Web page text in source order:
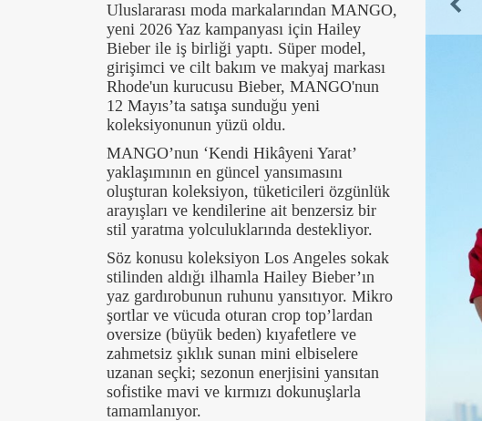
Uluslararası moda markalarından MANGO,
yeni 2026 Yaz kampanyası için Hailey
Bieber ile iş birliği yaptı. Süper model,
girişimci ve cilt bakım ve makyaj markası
Rhode'un kurucusu Bieber, MANGO'nun
12 Mayıs’ta satışa sunduğu yeni
koleksiyonunun yüzü oldu.
MANGO’nun ‘Kendi Hikâyeni Yarat’
yaklaşımının en güncel yansımasını
oluşturan koleksiyon, tüketicileri özgünlük
arayışları ve kendilerine ait benzersiz bir
stil yaratma yolculuklarında destekliyor.
Söz konusu koleksiyon Los Angeles sokak
stilinden aldığı ilhamla Hailey Bieber’ın
yaz gardırobunun ruhunu yansıtıyor. Mikro
şortlar ve vücuda oturan crop top’lardan
oversize (büyük beden) kıyafetlere ve
zahmetsiz şıklık sunan mini elbiselere
uzanan seçki; sezonun enerjisini yansıtan
sofistike mavi ve kırmızı dokunuşlarla
tamamlanıyor.